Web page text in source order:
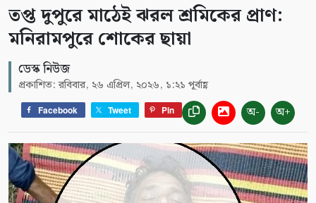
তপ্ত দুপুরে মাঠেই ঝরল শ্রমিকের প্রাণ:
মনিরামপুরে শোকের ছায়া
ডেস্ক নিউজ
প্রকাশিত: রবিবার, ২৬ এপ্রিল, ২০২৬, ১:২১ পূর্বাহ্ণ
Facebook Tweet Pin অ- অ+